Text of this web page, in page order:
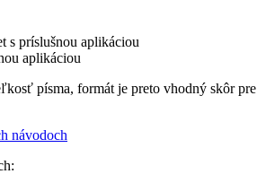
s príslušnou aplikáciou
aplikáciou
písma, formát je preto vhodný skôr pre
návodoch